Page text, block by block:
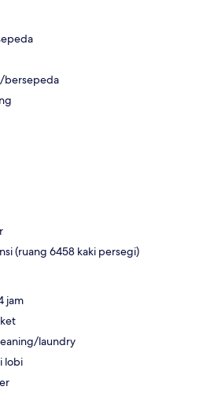
bersepeda
(ruang 6458 kaki persegi)
jam
laundry
lobi